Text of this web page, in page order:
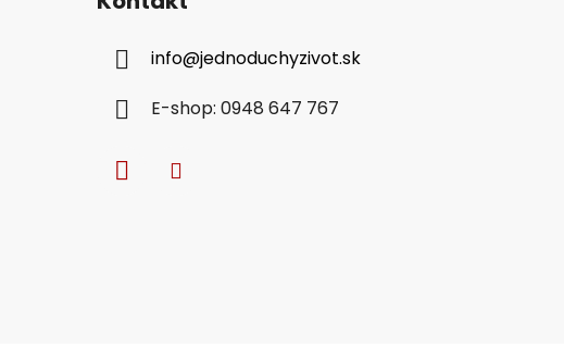
info@jednoduchyzivot.sk
E-shop: 0948 647 767